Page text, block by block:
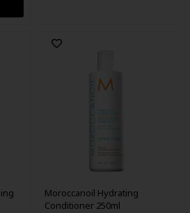
Moroccanoil Hydrating
Conditioner 250ml